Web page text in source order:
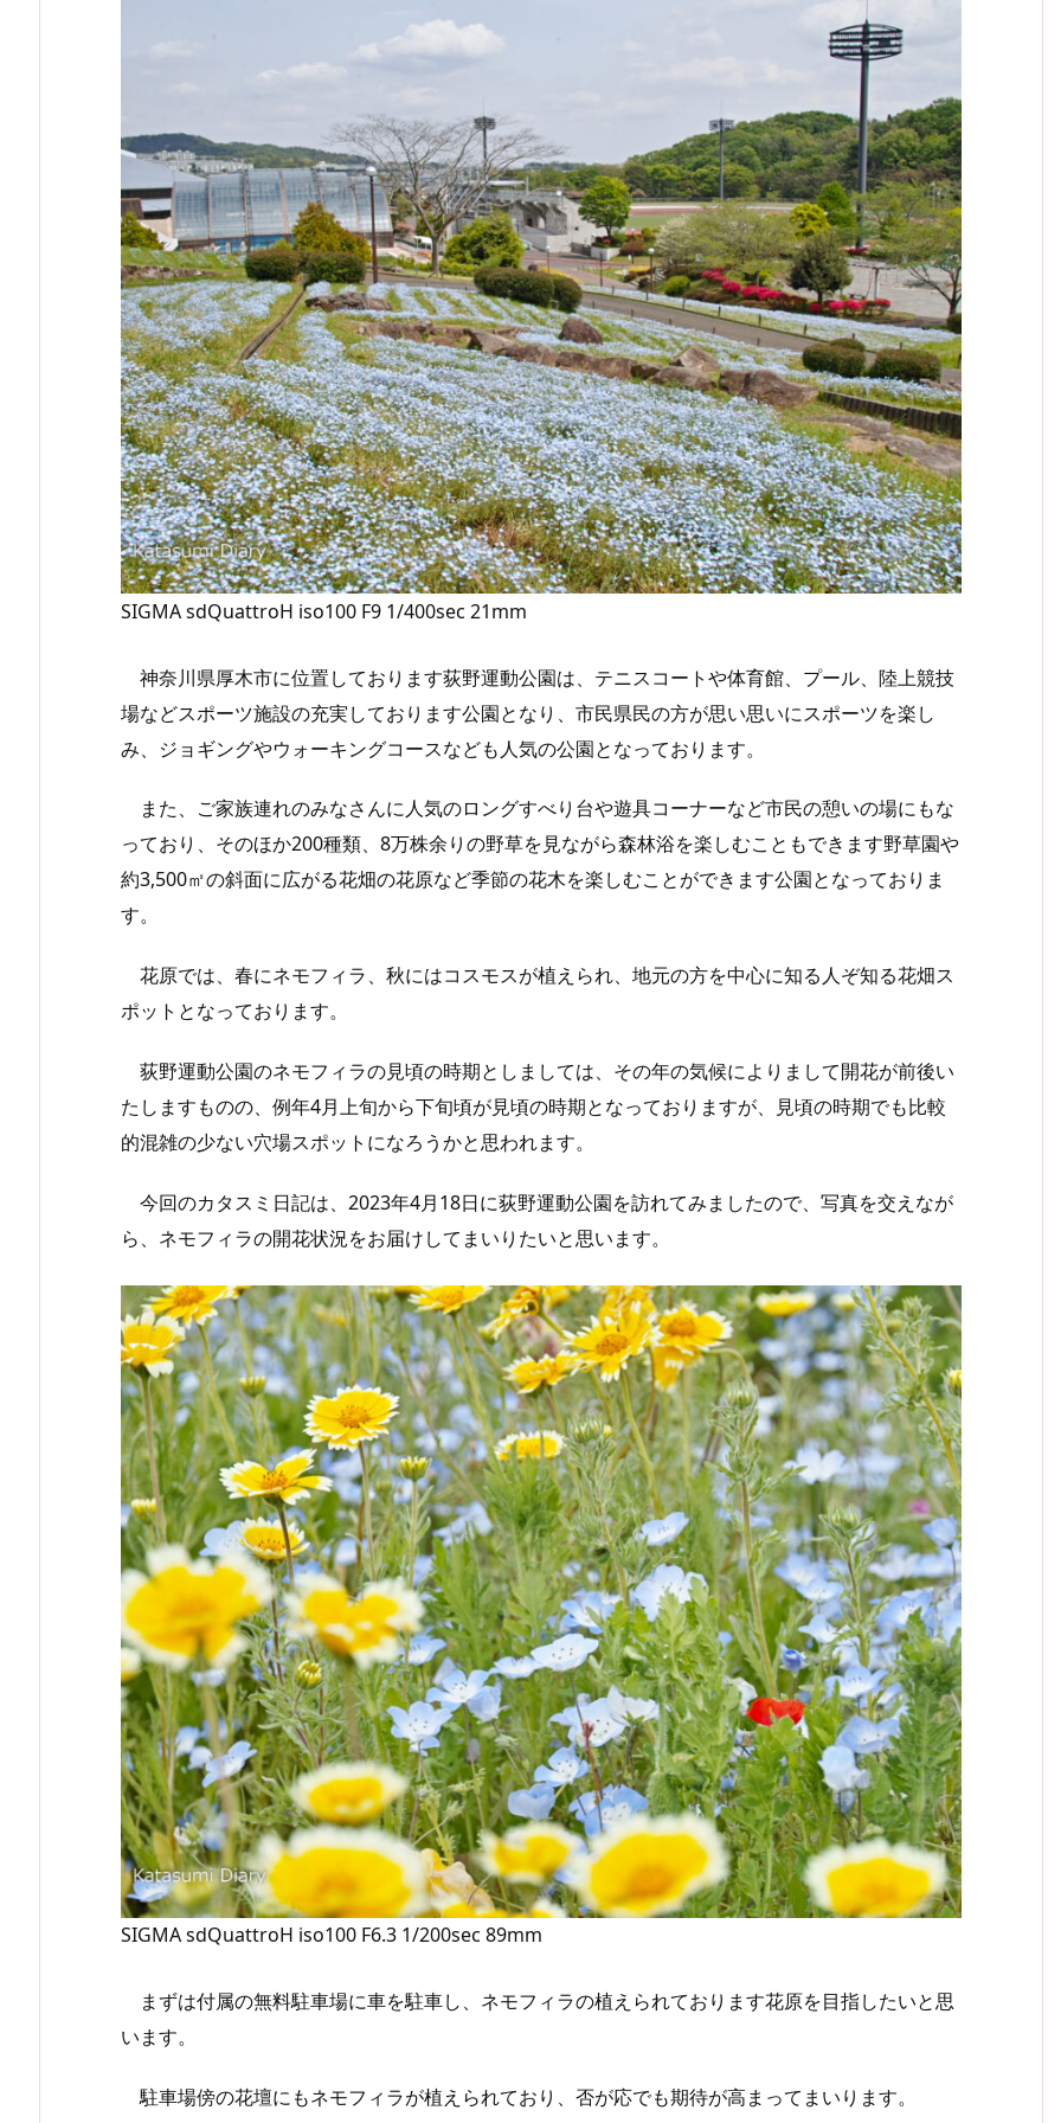
SIGMA sdQuattroH iso100 F9 1/400sec 21mm
神奈川県厚木市に位置しております荻野運動公園は、テニスコートや体育館、プール、陸上競技
場などスポーツ施設の充実しております公園となり、市民県民の方が思い思いにスポーツを楽し
み、ジョギングやウォーキングコースなども人気の公園となっております。
また、ご家族連れのみなさんに人気のロングすべり台や遊具コーナーなど市民の憩いの場にもな
っており、そのほか200種類、8万株余りの野草を見ながら森林浴を楽しむこともできます野草園や
約3,500㎡の斜面に広がる花畑の花原など季節の花木を楽しむことができます公園となっておりま
す。
花原では、春にネモフィラ、秋にはコスモスが植えられ、地元の方を中心に知る人ぞ知る花畑ス
ポットとなっております。
荻野運動公園のネモフィラの見頃の時期としましては、その年の気候によりまして開花が前後い
たしますものの、例年4月上旬から下旬頃が見頃の時期となっておりますが、見頃の時期でも比較
的混雑の少ない穴場スポットになろうかと思われます。
今回のカタスミ日記は、2023年4月18日に荻野運動公園を訪れてみましたので、写真を交えなが
ら、ネモフィラの開花状況をお届けしてまいりたいと思います。
SIGMA sdQuattroH iso100 F6.3 1/200sec 89mm
まずは付属の無料駐車場に車を駐車し、ネモフィラの植えられております花原を目指したいと思
います。
駐車場傍の花壇にもネモフィラが植えられており、否が応でも期待が高まってまいります。